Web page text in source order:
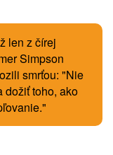
len z čírej
Simpson
smrťou: "Nie
dožiť toho, ako